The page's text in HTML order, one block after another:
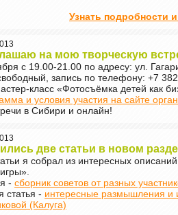
Узнать подробности
на мою творческую
с 19.00-21.00 по адресу: ул.
запись по телефону: +7
класс «Фотосъёмка детей как
и условия участия на сайте
в Сибири и онлайн!
две статьи в новом
я собрал из интересных
- сборник советов от разных
статья - интересные размышления и
(Калуга)